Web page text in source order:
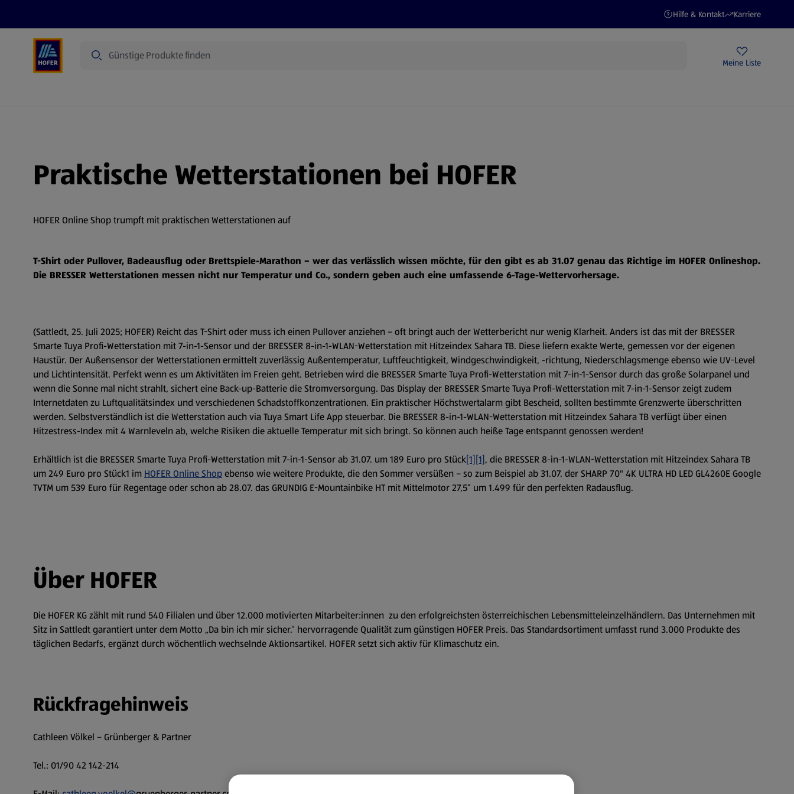
Hilfe & Kontakt
(öffnet in einem neuen Tab)
Karriere
(öffnet in einem
Meine Liste
Praktische Wetterstationen bei HOFER
HOFER Online Shop trumpft mit praktischen Wetterstationen auf
T-Shirt oder Pullover, Badeausflug oder Brettspiele-Marathon – wer das verlässlich wissen möchte, für den gibt es ab 31.07 genau das Richtige im HOFER Onlineshop.
Die BRESSER Wetterstationen messen nicht nur Temperatur und Co., sondern geben auch eine umfassende 6-Tage-Wettervorhersage.
(Sattledt, 25. Juli 2025; HOFER) Reicht das T-Shirt oder muss ich einen Pullover anziehen – oft bringt auch der Wetterbericht nur wenig Klarheit. Anders ist das mit der BRESSER
Smarte Tuya Profi-Wetterstation mit 7-in-1-Sensor und der BRESSER 8-in-1-WLAN-Wetterstation mit Hitzeindex Sahara TB. Diese liefern exakte Werte, gemessen vor der eigenen
Haustür. Der Außensensor der Wetterstationen ermittelt zuverlässig Außentemperatur, Luftfeuchtigkeit, Windgeschwindigkeit, -richtung, Niederschlagsmenge ebenso wie UV-Level
und Lichtintensität. Perfekt wenn es um Aktivitäten im Freien geht. Betrieben wird die BRESSER Smarte Tuya Profi-Wetterstation mit 7-in-1-Sensor durch das große Solarpanel und
wenn die Sonne mal nicht strahlt, sichert eine Back-up-Batterie die Stromversorgung. Das Display der BRESSER Smarte Tuya Profi-Wetterstation mit 7-in-1-Sensor zeigt zudem
Internetdaten zu Luftqualitätsindex und verschiedenen Schadstoffkonzentrationen. Ein praktischer Höchstwertalarm gibt Bescheid, sollten bestimmte Grenzwerte überschritten
werden. Selbstverständlich ist die Wetterstation auch via Tuya Smart Life App steuerbar. Die BRESSER 8-in-1-WLAN-Wetterstation mit Hitzeindex Sahara TB verfügt über einen
Hitzestress-Index mit 4 Warnleveln ab, welche Risiken die aktuelle Temperatur mit sich bringt. So können auch heiße Tage entspannt genossen werden!
Erhältlich ist die BRESSER Smarte Tuya Profi-Wetterstation mit 7-in-1-Sensor ab 31.07. um 189 Euro pro Stück[1][1], die BRESSER 8-in-1-WLAN-Wetterstation mit Hitzeindex Sahara TB
um 249 Euro pro Stück1 im HOFER Online Shopebenso wie weitere Produkte, die den Sommer versüßen – so zum Beispiel ab 31.07. der SHARP 70" 4K ULTRA HD LED GL4260E Google
TVTM um 539 Euro für Regentage oder schon ab 28.07. das GRUNDIG E-Mountainbike HT mit Mittelmotor 27,5“ um 1.499 für den perfekten Radausflug.
Über HOFER
Die HOFER KG zählt mit rund 540 Filialen und über 12.000 motivierten Mitarbeiter:innen zu den erfolgreichsten österreichischen Lebensmitteleinzelhändlern. Das Unternehmen mit
Sitz in Sattledt garantiert unter dem Motto „Da bin ich mir sicher.“ hervorragende Qualität zum günstigen HOFER Preis. Das Standardsortiment umfasst rund 3.000 Produkte des
täglichen Bedarfs, ergänzt durch wöchentlich wechselnde Aktionsartikel. HOFER setzt sich aktiv für Klimaschutz ein.
Rückfragehinweis
Cathleen Völkel – Grünberger & Partner
Tel.: 01/90 42 142-214